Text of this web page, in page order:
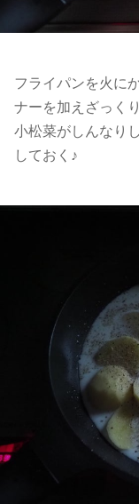
フライパンを火に
ナーを加えざっく
小松菜がしんなり
しておく♪